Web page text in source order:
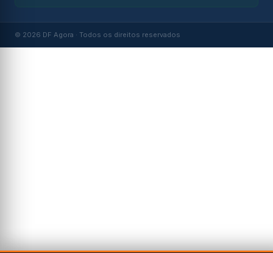
© 2026 DF Agora · Todos os direitos reservados